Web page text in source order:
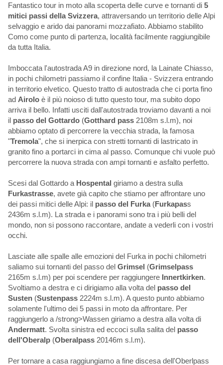
Fantastico tour in moto alla scoperta delle curve e tornanti di 5
mitici passi della Svizzera, attraversando un territorio delle Alpi
selvaggio e arido dai panorami mozzafiato. Abbiamo stabilito
Como come punto di partenza, località facilmente raggiungibile
da tutta Italia.
Imboccata l'autostrada A9 in direzione nord, la Lainate Chiasso,
in pochi chilometri passiamo il confine Italia - Svizzera entrando
in territorio elvetico. Questo tratto di autostrada che ci porta fino
ad Airoloè il più noioso di tutto questo tour, ma subito dopo
arriva il bello. Infatti usciti dall'autostrada troviamo davanti a noi
il passo del Gottardo(Gotthard pass2108m s.l.m), noi
abbiamo optato di percorrere la vecchia strada, la famosa
"Tremola", che si inerpica con stretti tornanti di lastricato in
granito fino a portarci in cima al passo. Comunque chi vuole può
percorrere la nuova strada con ampi tornanti e asfalto perfetto.
Scesi dal Gottardo a Hospental giriamo a destra sulla
Furkastrasse, avete già capito che stiamo per affrontare uno
dei passi mitici delle Alpi: il passo del Furka(Furkapass
2436m s.l.m). La strada e i panorami sono tra i più belli del
mondo, non si possono raccontare, andate a vederli con i vostri
occhi.
Lasciate alle spalle alle emozioni del Furka in pochi chilometri
saliamo sui tornanti del passo del Grimsel (Grimselpass
2165m s.l.m) per poi scendere per raggiungere Innertkirken.
Svoltiamo a destra e ci dirigiamo alla volta del passo del
Susten(Sustenpass2224m s.l.m). A questo punto abbiamo
solamente l'ultimo dei 5 passi in moto da affrontare. Per
raggiungerlo a /strong>Wassen giriamo a destra alla volta di
Andermatt. Svolta sinistra ed eccoci sulla salita del passo
dell'Oberalp(Oberalpass20146m s.l.m).
Per tornare a casa raggiungiamo a fine discesa dell'Oberlpass